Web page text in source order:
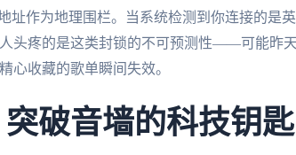
址作为地理围栏。当系统检测到你连接的是
头疼的是这类封锁的不可预测性——可能昨
心收藏的歌单瞬间失效。
破音墙的科技钥匙